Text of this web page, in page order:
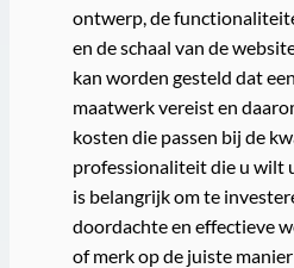
ontwerp, de
en de schaal van de
kan worden gesteld dat
maatwerk vereist en
kosten die passen bij de
professionaliteit die u wilt
is belangrijk om te
doordachte en effectieve
of merk op de juiste